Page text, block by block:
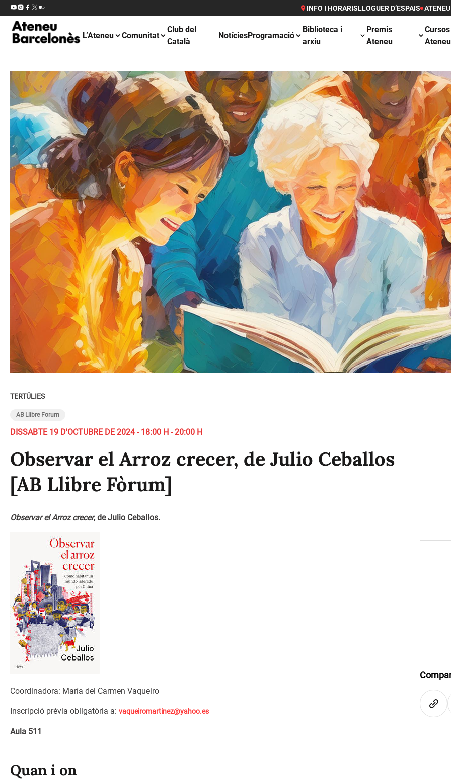
INFO I HORARISLLOGUER D’ESPAIS
L’Ateneu Comunitat
Club del
Català
NotíciesProgramació
Biblioteca i
arxiu
Premis
Ateneu
Ateneu
TERTÚLIES
AB Llibre Forum
DISSABTE 19 D'OCTUBRE DE 2024 - 18:00 H - 20:00 H
Observar el Arroz crecer, de Julio Ceballos
[AB Llibre Fòrum]
Observar el Arroz crecer, de Julio Ceballos.
Coordinadora: María del Carmen Vaqueiro
Inscripció prèvia obligatòria a: vaqueiromartinez@yahoo.es
Aula 511
Quan i on